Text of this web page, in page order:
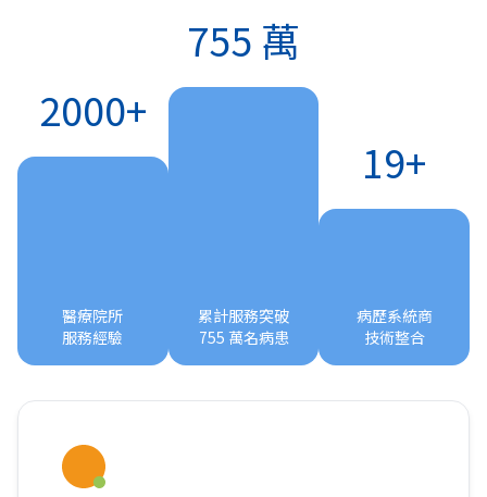
2000+
醫療院所
服務經驗
755 萬
累計服務突破
755 萬名病患
19+
病歷系統商
技術整合